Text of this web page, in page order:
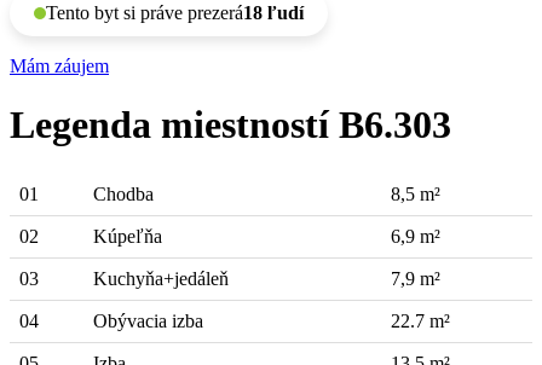
Tento byt si práve prezerá18 ľudí
Mám záujem
Legenda miestností B6.303
01 Chodba 8,5 m²
02 Kúpeľňa 6,9 m²
03 Kuchyňa+jedáleň 7,9 m²
04 Obývacia izba 22.7 m²